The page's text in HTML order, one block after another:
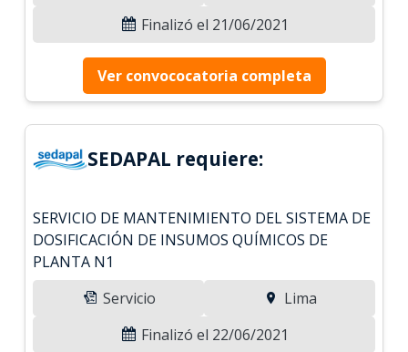
Finalizó el 21/06/2021
Ver convococatoria completa
SEDAPAL requiere:
SERVICIO DE MANTENIMIENTO DEL SISTEMA DE
DOSIFICACIÓN DE INSUMOS QUÍMICOS DE
PLANTA N1
Servicio
Lima
Finalizó el 22/06/2021